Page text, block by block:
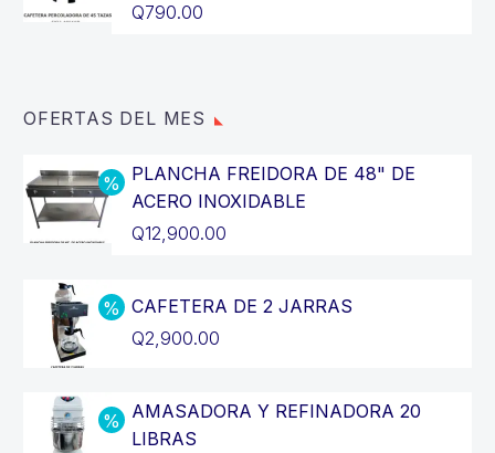
Q790.00
OFERTAS DEL MES
PLANCHA FREIDORA DE 48" DE
ACERO INOXIDABLE
El
original
era:
Q12,900.00
precio
actual
CAFETERA DE 2 JARRAS
El
original
era:
Q2,900.00
precio
actual
AMASADORA Y REFINADORA 20
LIBRAS